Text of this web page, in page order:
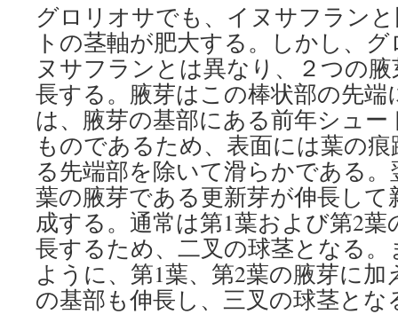
グロリオサでも、イヌサフラン
トの茎軸が肥大する。しかし、
ヌサフランとは異なり、２つの
長する。腋芽はこの棒状部の先端
は、腋芽の基部にある前年シュ
ものであるため、表面には葉の
る先端部を除いて滑らかである
葉の腋芽である更新芽が伸長し
成する。通常は第1葉および第2
長するため、二叉の球茎となる
ように、第1葉、第2葉の腋芽に加
の基部も伸長し、三叉の球茎とな